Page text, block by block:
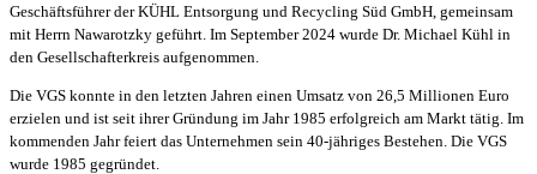
Geschäftsführer der KÜHL Entsorgung und Recycling Süd GmbH, gemeinsam
mit Herrn Nawarotzky geführt. Im September 2024 wurde Dr. Michael Kühl in
den Gesellschafterkreis aufgenommen.
Die VGS konnte in den letzten Jahren einen Umsatz von 26,5 Millionen Euro
erzielen und ist seit ihrer Gründung im Jahr 1985 erfolgreich am Markt tätig. Im
kommenden Jahr feiert das Unternehmen sein 40-jähriges Bestehen. Die VGS
wurde 1985 gegründet.